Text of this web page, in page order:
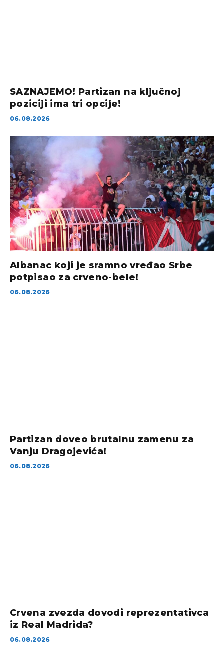
SAZNAJEMO! Partizan na ključnoj
poziciji ima tri opcije!
06.08.2026
Albanac koji je sramno vređao Srbe
potpisao za crveno-bele!
06.08.2026
Partizan doveo brutalnu zamenu za
Vanju Dragojevića!
06.08.2026
Crvena zvezda dovodi reprezentativca
iz Real Madrida?
06.08.2026